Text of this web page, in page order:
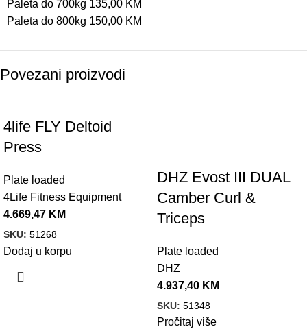
Paleta do 700kg 135,00 KM
Paleta do 800kg 150,00 KM
Povezani proizvodi
4life FLY Deltoid
Press
Plate loaded
4Life Fitness Equipment
4.669,47 KM
SKU: 51268
Dodaj u korpu
DHZ Evost III DUAL
Camber Curl &
Triceps
Plate loaded
DHZ
4.937,40 KM
SKU: 51348
Pročitaj više